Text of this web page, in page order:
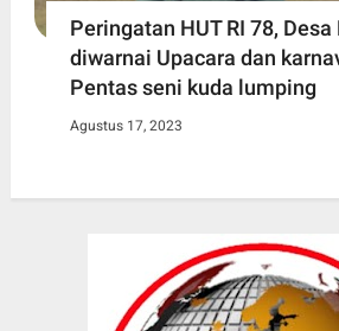
Peringatan HUT RI 78,
diwarnai Upacara dan
Pentas seni kuda lumping
Agustus 17, 2023